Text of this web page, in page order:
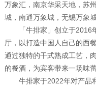
万象汇，南京华采天地，苏
城，南通万象城，无锡万象
「牛排家」创立于2016年
厅，以打造中国人自己的西
通过独特的干式熟成工艺，
的餐酒，为宾客带来一场味
牛排家于2022年对产品和